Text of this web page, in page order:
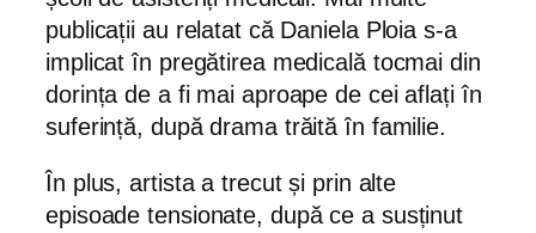
publicații au relatat că Daniela Ploia s-a
implicat în pregătirea medicală tocmai din
dorința de a fi mai aproape de cei aflați în
suferință, după drama trăită în familie.
În plus, artista a trecut și prin alte
episoade tensionate, după ce a susținut